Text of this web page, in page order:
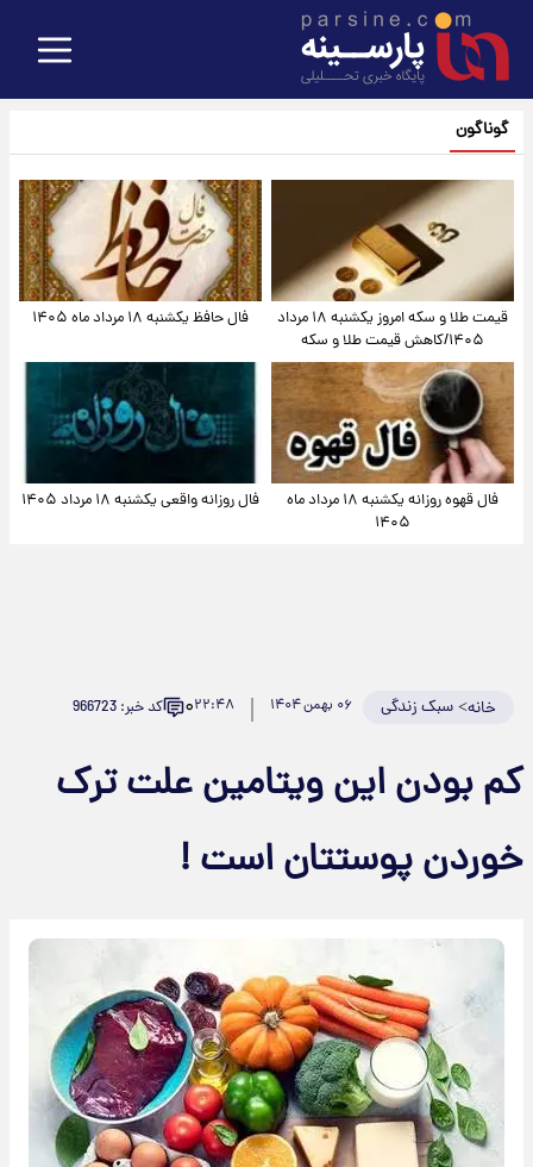
گوناگون
قیمت طلا و سکه امروز یکشنبه ۱۸ مرداد
۱۴۰۵/کاهش قیمت طلا و سکه
فال حافظ یکشنبه ۱۸ مرداد ماه ۱۴۰۵
فال قهوه روزانه یکشنبه ۱۸ مرداد ماه
۱۴۰۵
فال روزانه واقعی یکشنبه ۱۸ مرداد ۱۴۰۵
خانه>سبک زندگی ۰۶ بهمن ۱۴۰۴ ۲۲:۴۸۰ کد خبر: 966723
کم بودن این ویتامین علت ترک
خوردن پوستتان است !